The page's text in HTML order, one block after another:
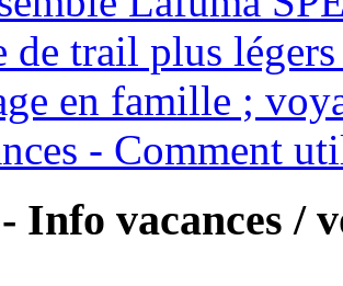
de trail plus
en famille ;
- Comment
Info vacances /